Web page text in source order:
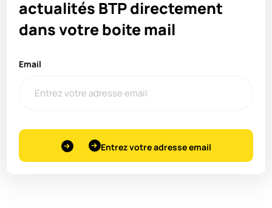
actualités BTP directement
dans votre boite mail
Email
Entrez votre adresse email